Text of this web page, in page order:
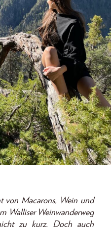
von Macarons, Wein und
Walliser Weinwanderweg
zu kurz. Doch auch